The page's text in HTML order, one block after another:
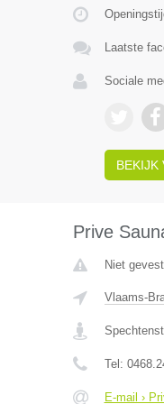
Laatste
Sociale
BEKIJK
Prive
Niet
Vlaams-
Tel:
E-mail ›